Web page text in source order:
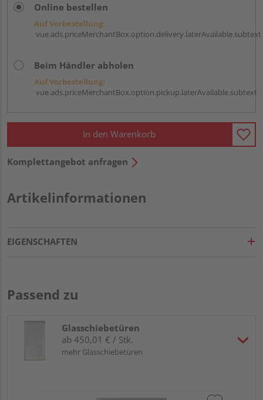
Online bestellen
Auf Vorbestellung:
vue.ads.priceMerchantBox.option.delivery.laterAvailable.subtext
Beim Händler abholen
Auf Vorbestellung:
vue.ads.priceMerchantBox.option.pickup.laterAvailable.subtext
In den Warenkorb
Komplettangebot anfragen
Artikelinformationen
EIGENSCHAFTEN
Passend zu
Glasschiebetüren
ab 450,01 € / Stk.
mehr Glasschiebetüren